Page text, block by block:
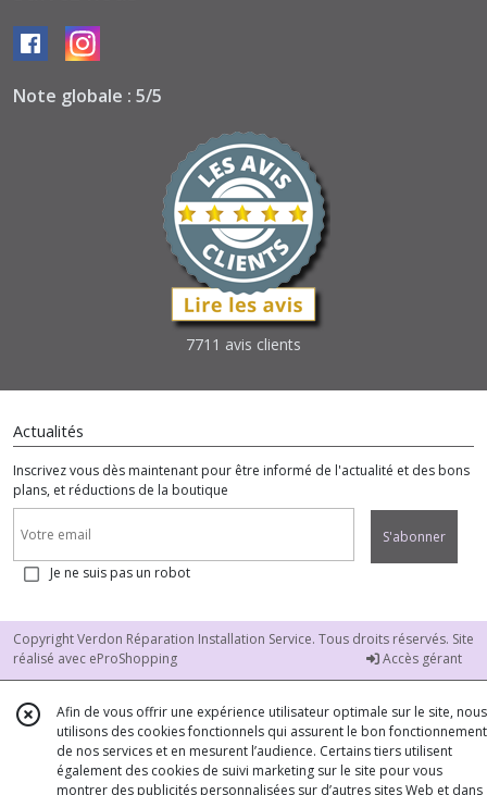
Note globale : 5/5
7711 avis clients
Actualités
Inscrivez vous dès maintenant pour être informé de l'actualité et des bons
plans, et réductions de la boutique
S'abonner
Je ne suis pas un robot
Copyright Verdon Réparation Installation Service. Tous droits réservés. Site
réalisé avec eProShopping Accès gérant
Afin de vous offrir une expérience utilisateur optimale sur le site, nous
utilisons des cookies fonctionnels qui assurent le bon fonctionnement
de nos services et en mesurent l’audience. Certains tiers utilisent
également des cookies de suivi marketing sur le site pour vous
montrer des publicités personnalisées sur d’autres sites Web et dans